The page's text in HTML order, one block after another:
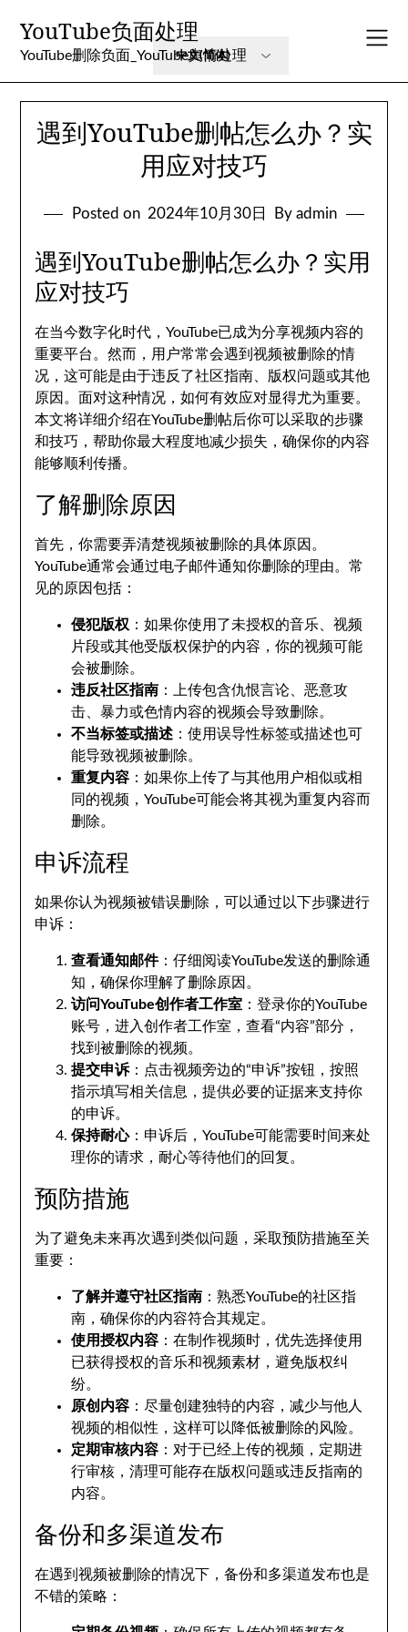
content
YouTube负面处理
YouTube删除负面_YouTube舆情处理
遇到YouTube删帖怎么办？实
用应对技巧
Posted on 2024年10月30日 By admin
遇到YouTube删帖怎么办？实用
应对技巧
在当今数字化时代，YouTube已成为分享视频内容的
重要平台。然而，用户常常会遇到视频被删除的情
况，这可能是由于违反了社区指南、版权问题或其他
原因。面对这种情况，如何有效应对显得尤为重要。
本文将详细介绍在YouTube删帖后你可以采取的步骤
和技巧，帮助你最大程度地减少损失，确保你的内容
能够顺利传播。
了解删除原因
首先，你需要弄清楚视频被删除的具体原因。
YouTube通常会通过电子邮件通知你删除的理由。常
见的原因包括：
侵犯版权 ：如果你使用了未授权的音乐、视频
片段或其他受版权保护的内容，你的视频可能
会被删除。
违反社区指南 ：上传包含仇恨言论、恶意攻
击、暴力或色情内容的视频会导致删除。
不当标签或描述 ：使用误导性标签或描述也可
能导致视频被删除。
重复内容 ：如果你上传了与其他用户相似或相
同的视频，YouTube可能会将其视为重复内容而
删除。
申诉流程
如果你认为视频被错误删除，可以通过以下步骤进行
申诉：
查看通知邮件：仔细阅读YouTube发送的删除通
知，确保你理解了删除原因。
访问YouTube创作者工作室 ：登录你的YouTube
账号，进入创作者工作室，查看“内容”部分，
找到被删除的视频。
提交申诉：点击视频旁边的“申诉”按钮，按照
指示填写相关信息，提供必要的证据来支持你
的申诉。
保持耐心：申诉后，YouTube可能需要时间来处
理你的请求，耐心等待他们的回复。
预防措施
为了避免未来再次遇到类似问题，采取预防措施至关
重要：
了解并遵守社区指南 ：熟悉YouTube的社区指
南，确保你的内容符合其规定。
使用授权内容 ：在制作视频时，优先选择使用
已获得授权的音乐和视频素材，避免版权纠
纷。
原创内容 ：尽量创建独特的内容，减少与他人
视频的相似性，这样可以降低被删除的风险。
定期审核内容 ：对于已经上传的视频，定期进
行审核，清理可能存在版权问题或违反指南的
内容。
备份和多渠道发布
在遇到视频被删除的情况下，备份和多渠道发布也是
不错的策略：